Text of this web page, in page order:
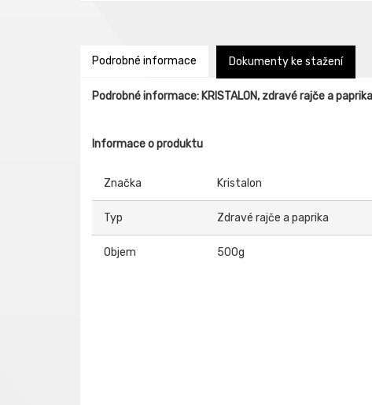
Podrobné informace Dokumenty ke stažení
Podrobné informace: KRISTALON, zdravé rajče a paprika
Informace o produktu
Značka Kristalon
Typ Zdravé rajče a paprika
Objem 500g